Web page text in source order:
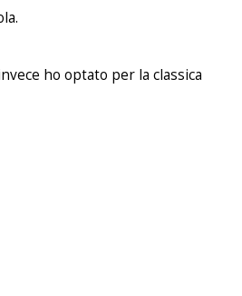
ho optato per la classica